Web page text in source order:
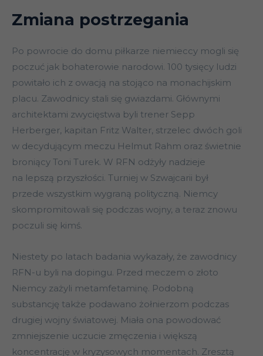
Zmiana postrzegania
Po powrocie do domu piłkarze niemieccy mogli się
poczuć jak bohaterowie narodowi. 100 tysięcy ludzi
powitało ich z owacją na stojąco na monachijskim
placu. Zawodnicy stali się gwiazdami. Głównymi
architektami zwycięstwa byli trener Sepp
Herberger, kapitan Fritz Walter, strzelec dwóch goli
w decydującym meczu Helmut Rahm oraz świetnie
broniący Toni Turek. W RFN odżyły nadzieje
na lepszą przyszłości. Turniej w Szwajcarii był
przede wszystkim wygraną polityczną. Niemcy
skompromitowali się podczas wojny, a teraz znowu
poczuli się kimś.
Niestety po latach badania wykazały, że zawodnicy
RFN-u byli na dopingu. Przed meczem o złoto
Niemcy zażyli metamfetaminę. Podobną
substancję także podawano żołnierzom podczas
drugiej wojny światowej. Miała ona powodować
zmniejszenie uczucie zmęczenia i większą
koncentrację w kryzysowych momentach. Zresztą